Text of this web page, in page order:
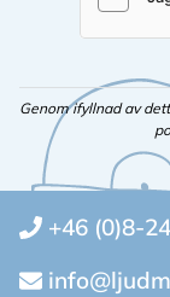
Genom ifyllnad av
+46 (0)8-